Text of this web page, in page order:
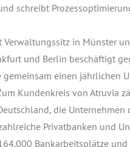
schreibt
Ver­wal­tungs­sitz in Müns­ter
und Ber­lin beschäf­tigt
einen jähr­li­chen
Kun­den­kreis von Atru­via
die Unter­neh­men
Pri­vat­ban­ken und
Bank­ar­beits­plät­ze